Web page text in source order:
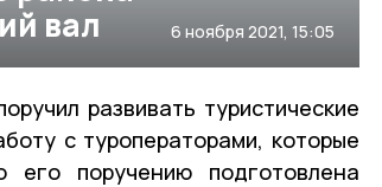
вал
6 ноября 2021, 15:05
развивать туристические
с туроператорами, которые
его поручению подготовлена